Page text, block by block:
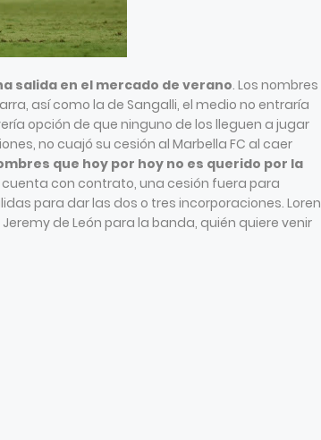
salida en el mercado de verano. Los nombres
así como la de Sangalli, el medio no entraría
opción de que ninguno de los lleguen a jugar
no cuajó su cesión al Marbella FC al caer
que hoy por hoy no es querido por la
con contrato, una cesión fuera para
para dar las dos o tres incorporaciones. Loren
de León para la banda, quién quiere venir